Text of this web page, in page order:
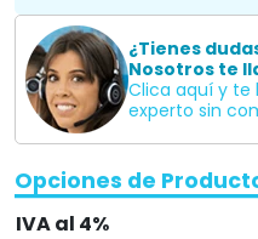
¿Tienes
Nosotros te
Clica aquí y
experto sin
Opciones de
IVA al 4%